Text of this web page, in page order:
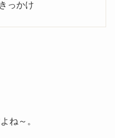
っかけ
ね～。